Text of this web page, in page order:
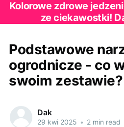
Kolorowe zdrowe
ze ciekawostki!
Podstawowe
ogrodnicze - co
swoim zestawie?
Dak
29 kwi 2025 • 2 min read